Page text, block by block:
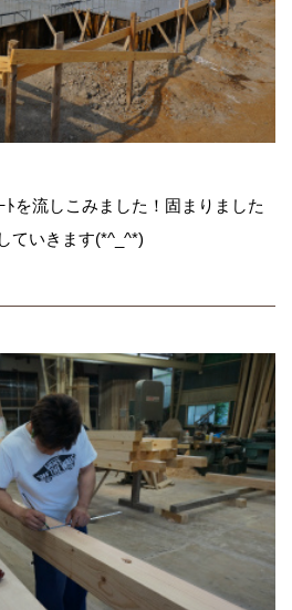
ﾄを流しこみました！固まりました
ていきます(*^_^*)